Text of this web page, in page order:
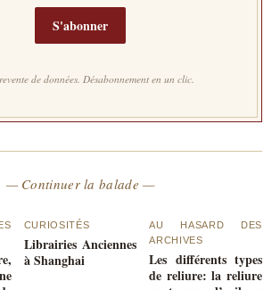
S'abonner
de données. Désabonnement en un clic.
— Continuer la balade —
CURIOSITÉS
Librairies Anciennes
à Shanghai
AU HASARD DES
ARCHIVES
Les différents types
de reliure: la reliure